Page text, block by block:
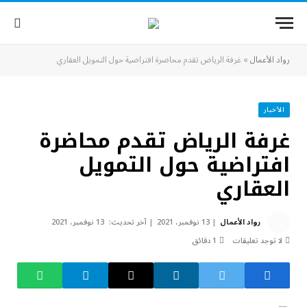
رواد الأعمال»غرفة الرياض تقدم محاضرة افتراضية حول التمويل العقاري
الأخبار
غرفة الرياض تقدم محاضرة
افتراضية حول التمويل
العقاري
رواد الأعمال 13 نوفمبر، 2021 آخر تحديث: 13 نوفمبر، 2021
لا توجد تعليقات
1 دقائق